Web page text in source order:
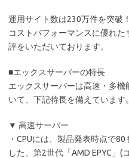
運用サイト数は230万件を突破！
コストパフォーマンスに優れ
評をいただいております。
■エックスサーバーの特長
エックスサーバーは高速・多
いて、下記特長を備えています。
▼ 高速サーバー
・CPUには、製品発表時点で
した、第2世代「AMD EPYC」(